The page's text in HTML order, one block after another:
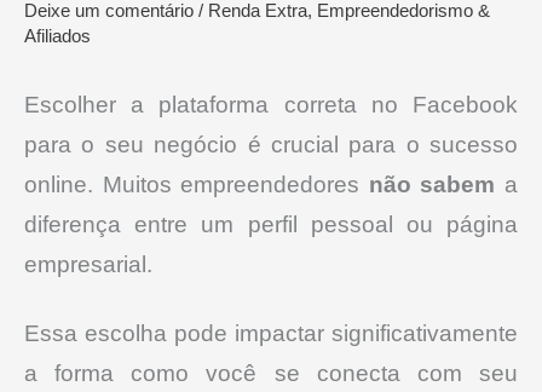
Deixe um comentário / Renda Extra, Empreendedorismo &
Afiliados
Escolher a plataforma correta no Facebook
para o seu negócio é crucial para o sucesso
online. Muitos empreendedores não sabem a
diferença entre um perfil pessoal ou página
empresarial.
Essa escolha pode impactar significativamente
a forma como você se conecta com seu